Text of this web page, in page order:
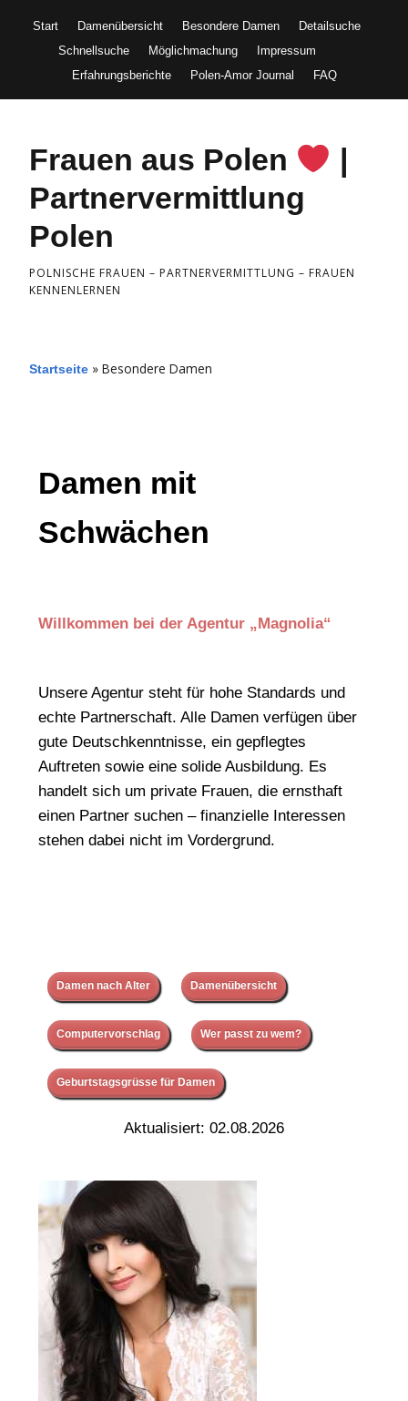
Start Damenübersicht Besondere Damen
Detailsuche
Schnellsuche
Möglichmachung
Impressum
Erfahrungsberichte
Polen-Amor Journal FAQ
Frauen aus Polen
|
Partnervermittlung
Polen
POLNISCHE FRAUEN – PARTNERVERMITTLUNG – FRAUEN
KENNENLERNEN
Startseite » Besondere Damen
Damen mit
Schwächen
Willkommen bei der Agentur „Magnolia“
Unsere Agentur steht für hohe Standards und
echte Partnerschaft. Alle Damen verfügen über
gute Deutschkenntnisse, ein gepflegtes
Auftreten sowie eine solide Ausbildung. Es
handelt sich um private Frauen, die ernsthaft
einen Partner suchen – finanzielle Interessen
stehen dabei nicht im Vordergrund.
Damen nach Alter Damenübersicht
Computervorschlag Wer passt zu wem?
Geburtstagsgrüsse für Damen
Aktualisiert: 02.08.2026